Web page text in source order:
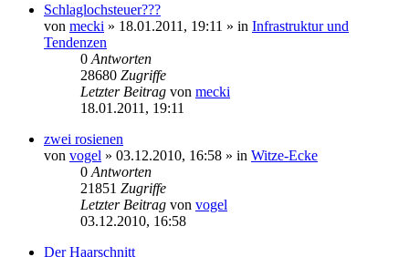
Schlaglochsteuer???
von mecki » 18.01.2011, 19:11 » in Infrastruktur und
Tendenzen
0 Antworten
28680 Zugriffe
Letzter Beitrag von mecki
18.01.2011, 19:11
zwei rosienen
von vogel » 03.12.2010, 16:58 » in Witze-Ecke
0 Antworten
21851 Zugriffe
Letzter Beitrag von vogel
03.12.2010, 16:58
Der Haarschnitt